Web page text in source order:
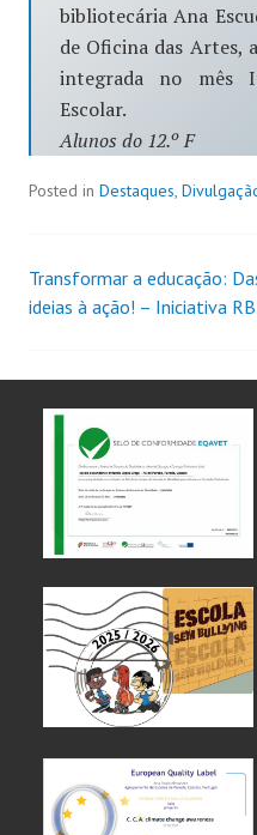
bibliotecária Ana
de Oficina das Artes,
integrada no mês
Escolar.
Alunos do 12.º F
Posted in Destaques,
Transformar a educação:
ideias à ação! – Iniciativa